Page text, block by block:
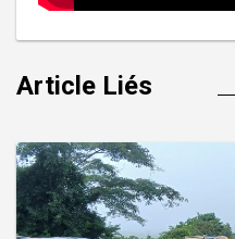
Article Liés